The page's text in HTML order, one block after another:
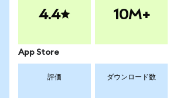
4.4 10M+
App Store
評価 ダウンロード数